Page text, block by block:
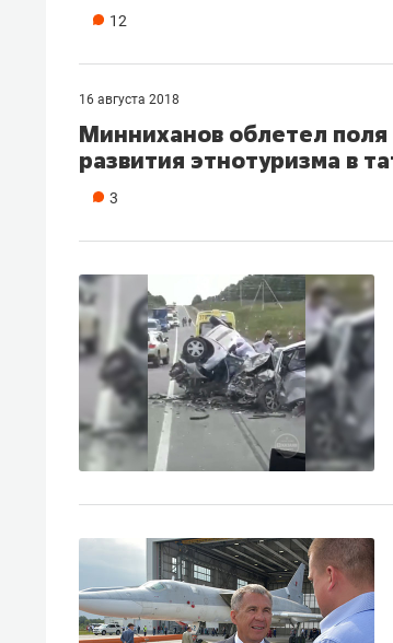
12
16 августа 2018
Минниханов облетел поля
развития этнотуризма в
3